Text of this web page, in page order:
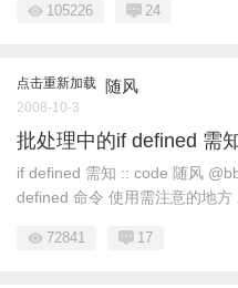
105226 24
点击重新加载 随风
2008-10-3
批处理中的if defined 需
if defined 需知 :: code 随风
defined 命令 使用需注意的地方
72841 17